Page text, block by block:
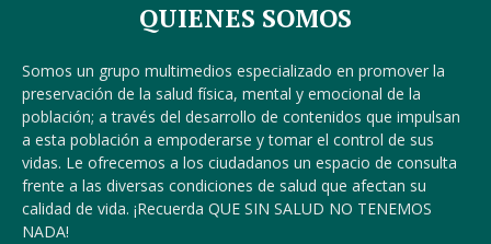
QUIENES SOMOS
Somos un grupo multimedios especializado en promover la
preservación de la salud física, mental y emocional de la
población; a través del desarrollo de contenidos que impulsan
a esta población a empoderarse y tomar el control de sus
vidas. Le ofrecemos a los ciudadanos un espacio de consulta
frente a las diversas condiciones de salud que afectan su
calidad de vida. ¡Recuerda QUE SIN SALUD NO TENEMOS
NADA!